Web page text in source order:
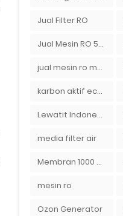
Jual Filter RO
Jual Mesin RO 500 gpd 1 Membran
jual mesin ro murah semarang
karbon aktif eceran
Lewatit Indonesia
media filter air
Membran 1000 GPD
mesin ro
Ozon Generator